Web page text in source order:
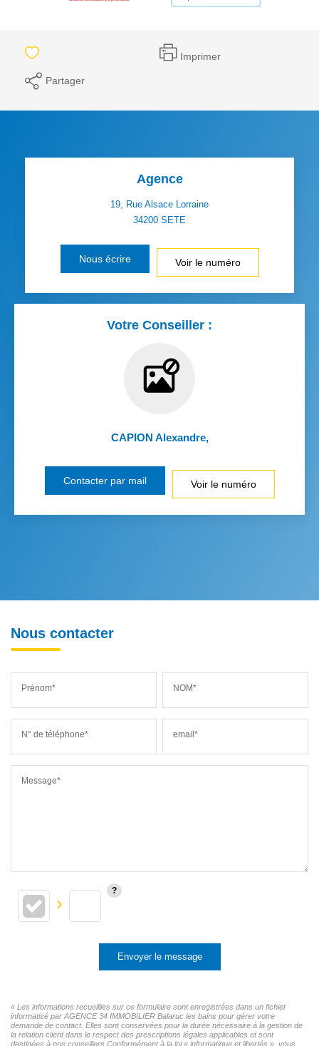
Imprimer
Partager
Agence
19, Rue Alsace Lorraine
34200 SETE
Nous écrire Voir le numéro
Votre Conseiller :
CAPION Alexandre,
Contacter par mail Voir le numéro
Nous contacter
Prénom* NOM*
N° de téléphone* email*
Message*
Envoyer le message
« Les informations recueillies sur ce formulaire sont enregistrées dans un fichier
informatisé par AGENCE 34 IMMOBILIER Balaruc les bains pour gérer votre
demande de contact. Elles sont conservées pour la durée nécessaire à la gestion de
la relation client dans le respect des prescriptions légales applicables et sont
destinées à nos conseillers Conformément à la loi « informatique et libertés », vous